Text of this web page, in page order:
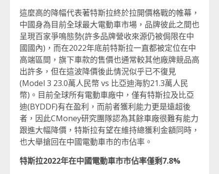
這麼高的降幅代表著特斯拉終於拉開價格戰的帷幕，
中國身為目前全球最大電動車市場，品牌彼此之間也
呈現百家爭鳴態勢(許多品牌營收來源仍被侷限在中
國國內)，而在2022年底前特斯拉一直都被定位在中
高端區間，旗下車款的售價也通常較其他廠牌競品高
出許多，但在這波降價後此情況似乎已不復見
(Model 3 23.0萬人民幣 vs 比亞迪海豹21.3萬人民
幣)。目前全球所有電動車廠中，僅有特斯拉及比亞
迪(BYDDF)有在盈利，而前者獲利能力更是遠超後
者，因此CMoney研究團隊認為其餘車廠很難有能力
跟進大幅降價，特斯拉有望在維持總獲利金額同時，
也大舉搶回在中國電動車市的市佔率。
特斯拉2022年在中國電動車市市佔率僅剩7.8%